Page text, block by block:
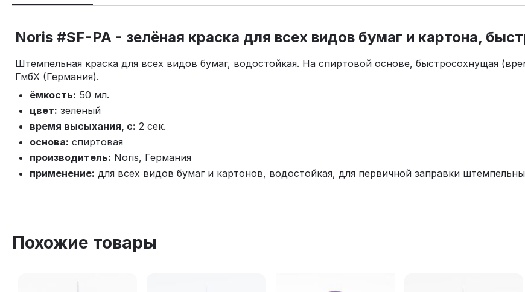
Noris #SF-PA - зелёная краска для всех видов бумаг и картона,
Штемпельная краска для всех видов бумаг, водостойкая. На спиртовой основе, быстросохнущая
ГмбХ (Германия).
ёмкость: 50 мл.
цвет: зелёный
время высыхания, с: 2 сек.
основа: спиртовая
производитель: Noris, Германия
применение: для всех видов бумаг и картонов, водостойкая, для первичной заправки
Похожие товары